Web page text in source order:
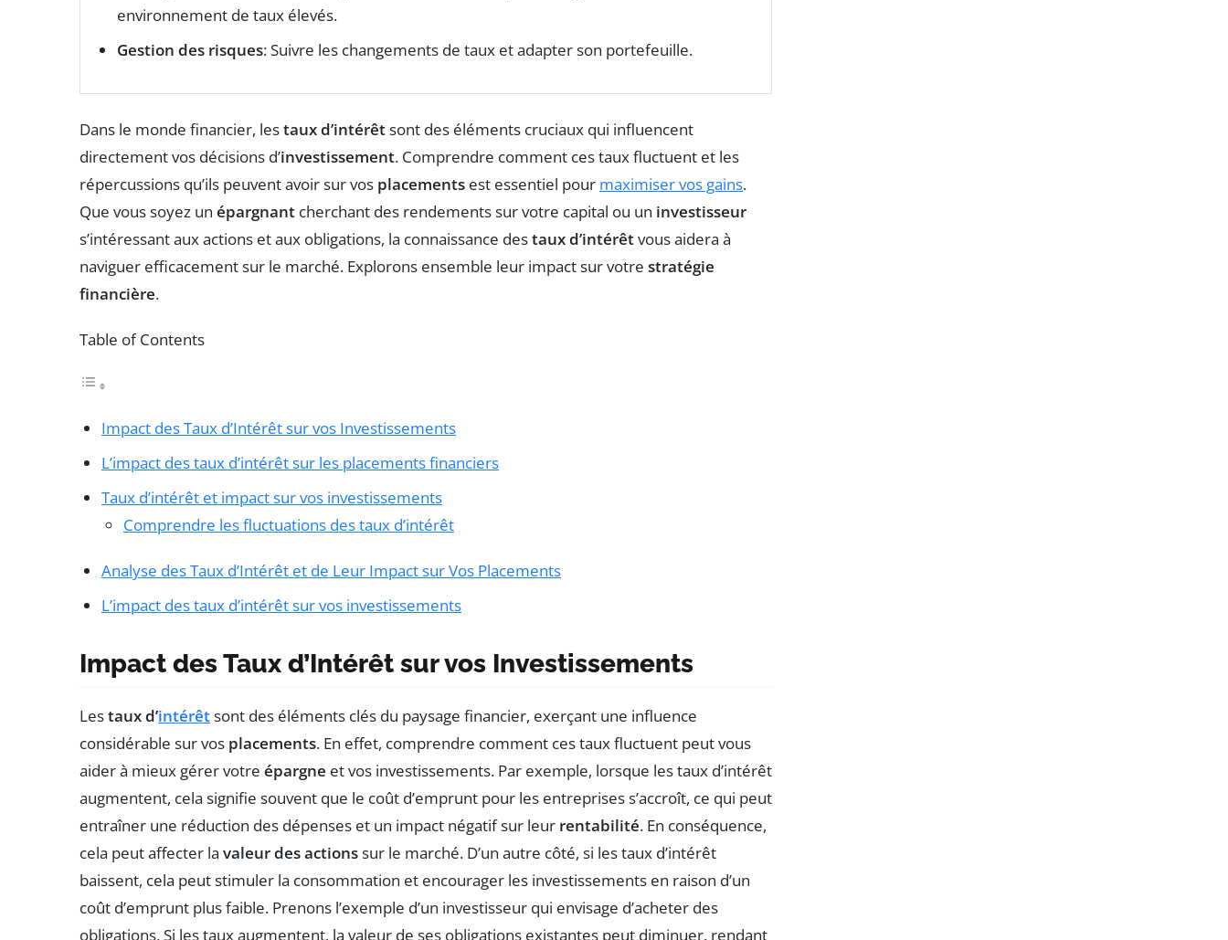
environnement de taux élevés.
Gestion des risques: Suivre les changements de taux et adapter son portefeuille.
Dans le monde financier, lestaux d’intérêtsont des éléments cruciaux qui influencent
directement vos décisions d’investissement. Comprendre comment ces taux fluctuent et les
répercussions qu’ils peuvent avoir sur vos placements est essentiel pour maximiser vos gains.
Que vous soyez un épargnant cherchant des rendements sur votre capital ou un investisseur
s’intéressant aux actions et aux obligations, la connaissance destaux d’intérêtvous aidera à
naviguer efficacement sur le marché. Explorons ensemble leur impact sur votre stratégie
financière.
Table of Contents
Impact des Taux d’Intérêt sur vos Investissements
L’impact des taux d’intérêt sur les placements financiers
Taux d’intérêt et impact sur vos investissements
Comprendre les fluctuations des taux d’intérêt
Analyse des Taux d’Intérêt et de Leur Impact sur Vos Placements
L’impact des taux d’intérêt sur vos investissements
Impact des Taux d’Intérêt sur vos Investissements
Lestaux d’intérêtsont des éléments clés du paysage financier, exerçant une influence
considérable sur vos placements. En effet, comprendre comment ces taux fluctuent peut vous
aider à mieux gérer votre épargne et vos investissements. Par exemple, lorsque les taux d’intérêt
augmentent, cela signifie souvent que le coût d’emprunt pour les entreprises s’accroît, ce qui peut
entraîner une réduction des dépenses et un impact négatif sur leur rentabilité. En conséquence,
cela peut affecter la valeur des actionssur le marché. D’un autre côté, si les taux d’intérêt
baissent, cela peut stimuler la consommation et encourager les investissements en raison d’un
coût d’emprunt plus faible. Prenons l’exemple d’un investisseur qui envisage d’acheter des
obligations. Si les taux augmentent, la valeur de ses obligations existantes peut diminuer, rendant